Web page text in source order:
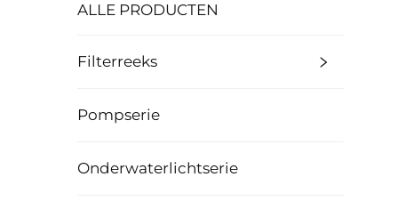
ALLE PRODUCTEN
Filterreeks
Pompserie
Onderwaterlichtserie